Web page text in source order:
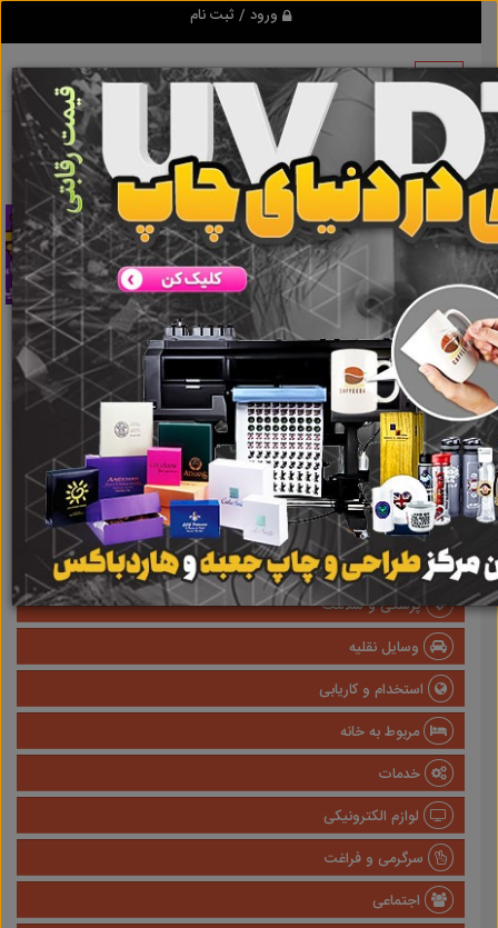
ورود / ثبت نام
تبلیغ کن ایزوپروپیل الکل چیست
نتایج جستجو برای برچسب
ایزوپروپیل الکل چیست
نتایج جستجو برای برچسبایزوپروپیل الکل
چیست
گروه ها
املاک
صنعتی
پزشکی و سلامت
وسایل نقلیه
استخدام و کاریابی
مربوط به خانه
خدمات
لوازم الکترونیکی
سرگرمی و فراغت
اجتماعی